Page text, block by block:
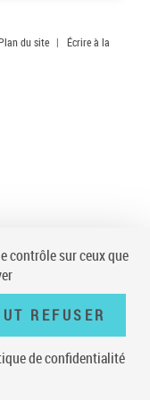
du site |
Écrire à la
contrôle sur ceux que
REFUSER
de confidentialité